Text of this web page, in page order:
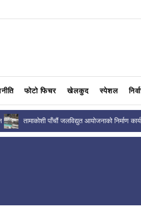
फोटो फिचर खेलकुद स्पेशल
तामाकोशी पाँचौं जलविद्युत आयोजनाको निर्माण कार्य
सन्तोषजनक, भौतिक प्रगति कति...